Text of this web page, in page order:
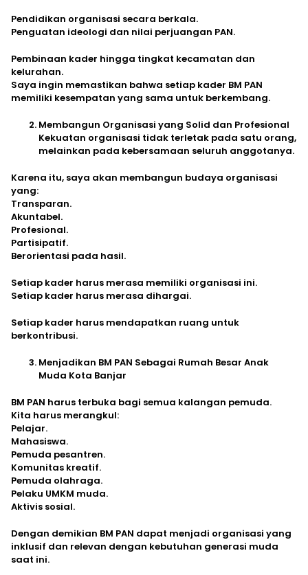
Pendidikan organisasi secara berkala.
Penguatan ideologi dan nilai perjuangan PAN.
Pembinaan kader hingga tingkat kecamatan dan
kelurahan.
Saya ingin memastikan bahwa setiap kader BM PAN
memiliki kesempatan yang sama untuk berkembang.
Membangun Organisasi yang Solid dan Profesional
Kekuatan organisasi tidak terletak pada satu orang,
melainkan pada kebersamaan seluruh anggotanya.
Karena itu, saya akan membangun budaya organisasi
yang:
Transparan.
Akuntabel.
Profesional.
Partisipatif.
Berorientasi pada hasil.
Setiap kader harus merasa memiliki organisasi ini.
Setiap kader harus merasa dihargai.
Setiap kader harus mendapatkan ruang untuk
berkontribusi.
Menjadikan BM PAN Sebagai Rumah Besar Anak
Muda Kota Banjar
BM PAN harus terbuka bagi semua kalangan pemuda.
Kita harus merangkul:
Pelajar.
Mahasiswa.
Pemuda pesantren.
Komunitas kreatif.
Pemuda olahraga.
Pelaku UMKM muda.
Aktivis sosial.
Dengan demikian BM PAN dapat menjadi organisasi yang
inklusif dan relevan dengan kebutuhan generasi muda
saat ini.